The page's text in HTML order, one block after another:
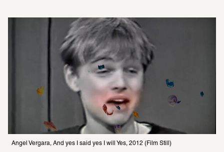
Angel Vergara, And yes I said yes I will Yes, 2012 (Film Still)